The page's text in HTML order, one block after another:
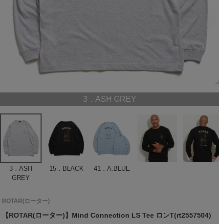
3．ASH GREY
3．ASH
GREY
15．BLACK 41．A.BLUE
ROTAR(ローター)
【ROTAR(ローター)】Mind Connection LS Tee ロンT(rt2557504)